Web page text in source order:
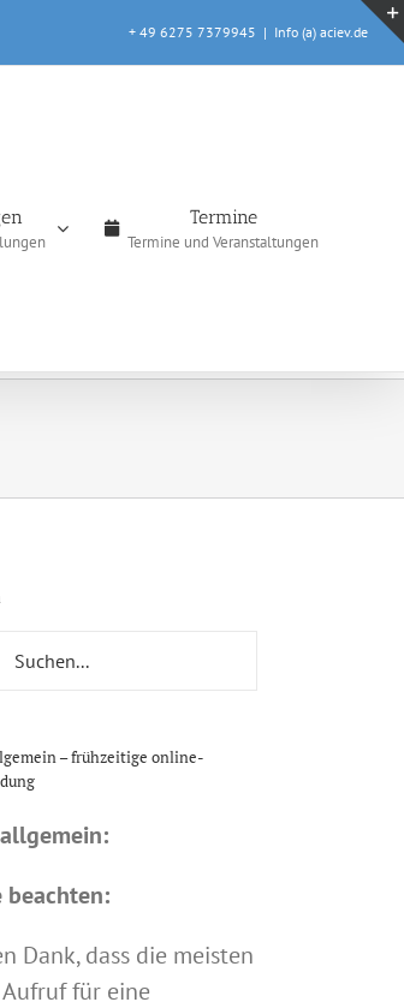
+ 49 6275 7379945 | Info (a) aciev.de
Termine
Termine und Veranstaltungen
– frühzeitige online-
beachten:
Dank, dass die meisten
für eine